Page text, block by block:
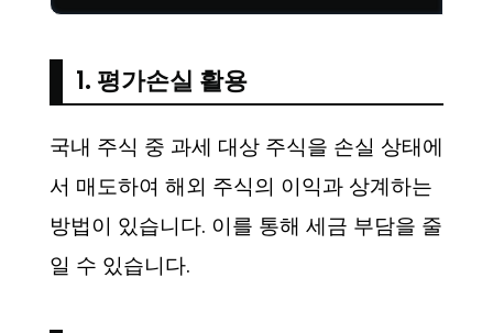
1. 평가손실 활용
국내 주식 중 과세 대상 주식을 손실 상태에
서 매도하여 해외 주식의 이익과 상계하는
방법이 있습니다. 이를 통해 세금 부담을 줄
일 수 있습니다.